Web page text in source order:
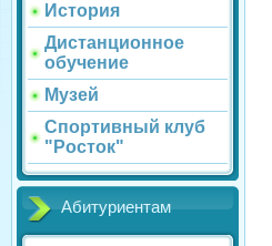
История
Дистанционное
обучение
Музей
Спортивный клуб
"Росток"
Абитуриентам